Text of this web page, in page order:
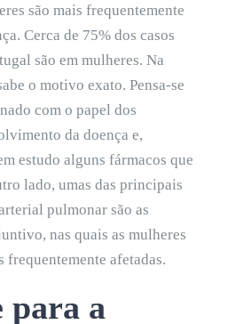
são mais frequentemente
Cerca de 75% dos casos
são em mulheres. Na
o motivo exato. Pensa-se
com o papel dos
da doença e,
estudo alguns fármacos que
lado, umas das principais
pulmonar são as
nas quais as mulheres
frequentemente afetadas.
para a